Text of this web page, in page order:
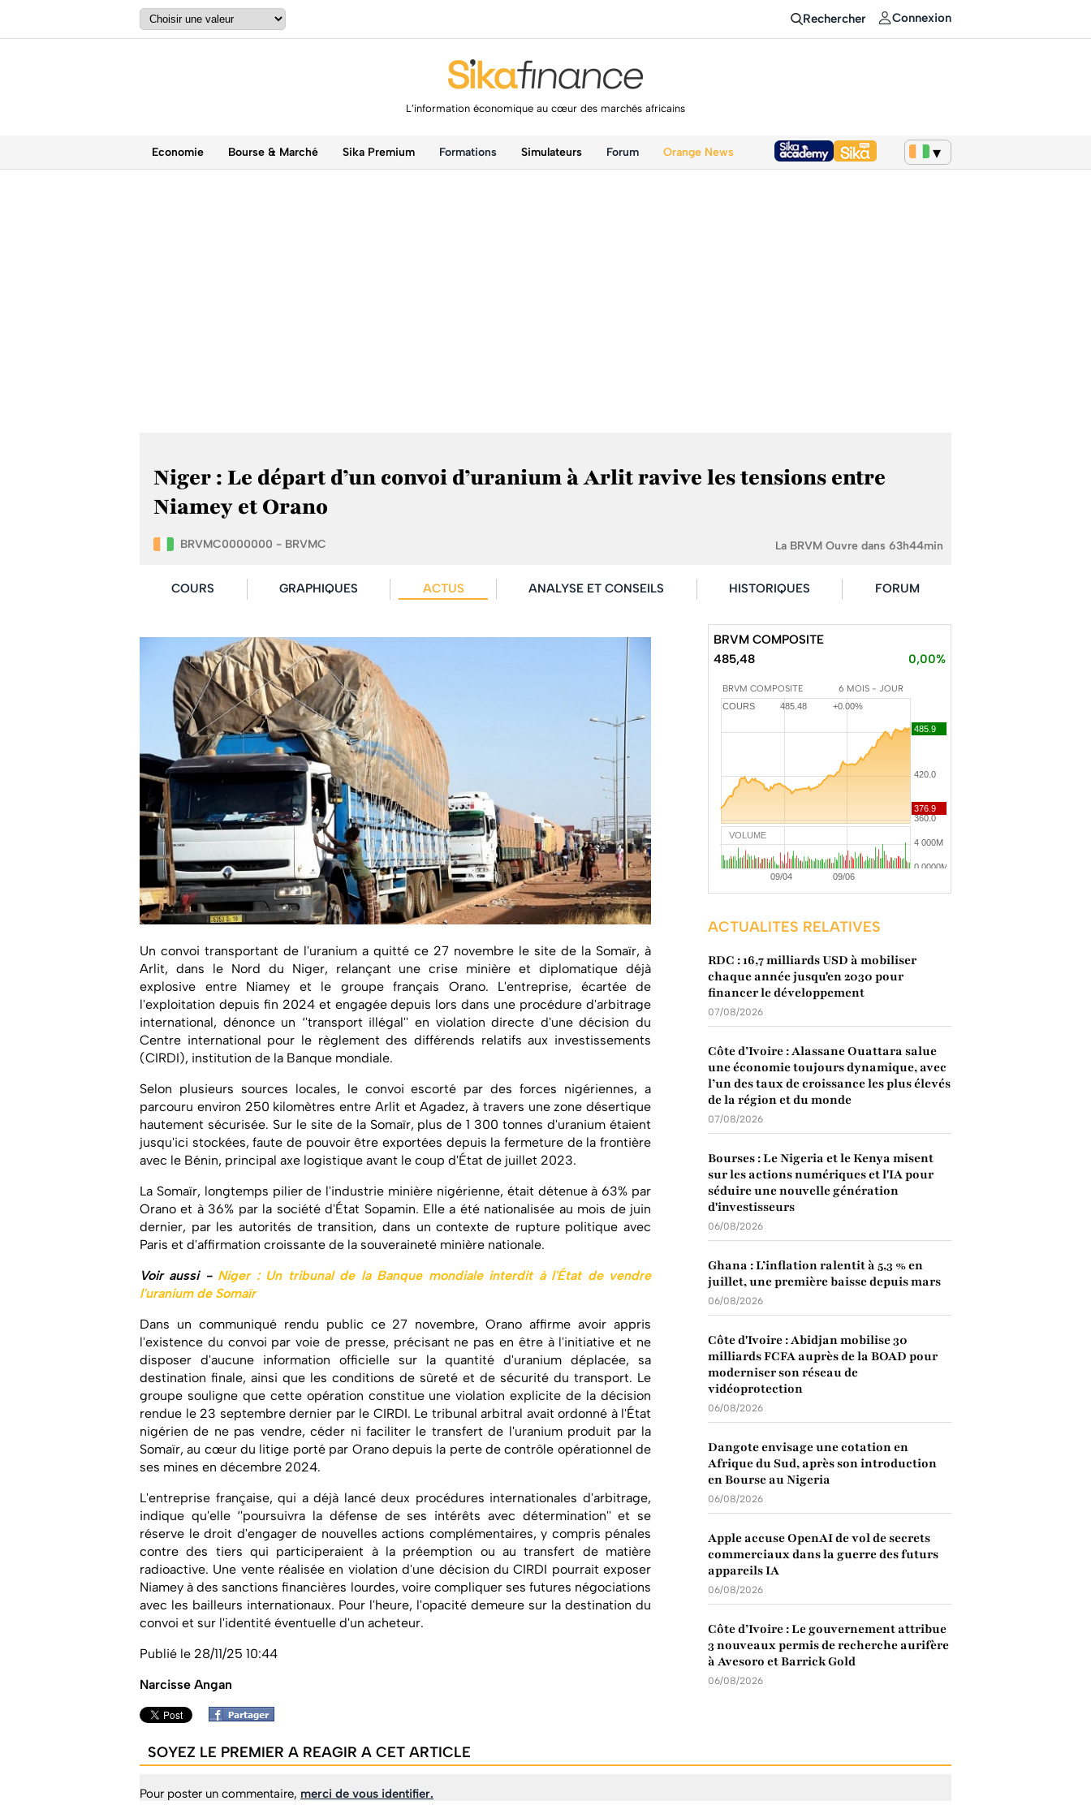
Rechercher Connexion
L’information économique au cœur des marchés africains
Economie Bourse & Marché Sika Premium Formations Simulateurs Forum Orange News
Niger : Le départ d’un convoi d’uranium à Arlit ravive les tensions entre
Niamey et Orano
BRVMC0000000 - BRVMC La BRVM Ouvre dans 63h44min
COURS GRAPHIQUES ACTUS ANALYSE ET CONSEILS HISTORIQUES FORUM
Un convoi transportant de l'uranium a quitté ce 27 novembre le site de la Somaïr, à
Arlit, dans le Nord du Niger, relançant une crise minière et diplomatique déjà
explosive entre Niamey et le groupe français Orano. L'entreprise, écartée de
l'exploitation depuis fin 2024 et engagée depuis lors dans une procédure d'arbitrage
international, dénonce un ‘'transport illégal'' en violation directe d'une décision du
Centre international pour le règlement des différends relatifs aux investissements
(CIRDI), institution de la Banque mondiale.
Selon plusieurs sources locales, le convoi escorté par des forces nigériennes, a
parcouru environ 250 kilomètres entre Arlit et Agadez, à travers une zone désertique
hautement sécurisée. Sur le site de la Somaïr, plus de 1 300 tonnes d'uranium étaient
jusqu'ici stockées, faute de pouvoir être exportées depuis la fermeture de la frontière
avec le Bénin, principal axe logistique avant le coup d'État de juillet 2023.
La Somaïr, longtemps pilier de l'industrie minière nigérienne, était détenue à 63% par
Orano et à 36% par la société d'État Sopamin. Elle a été nationalisée au mois de juin
dernier, par les autorités de transition, dans un contexte de rupture politique avec
Paris et d'affirmation croissante de la souveraineté minière nationale.
Voir aussi - Niger : Un tribunal de la Banque mondiale interdit à l'État de vendre
l'uranium de Somaïr
Dans un communiqué rendu public ce 27 novembre, Orano affirme avoir appris
l'existence du convoi par voie de presse, précisant ne pas en être à l'initiative et ne
disposer d'aucune information officielle sur la quantité d'uranium déplacée, sa
destination finale, ainsi que les conditions de sûreté et de sécurité du transport. Le
groupe souligne que cette opération constitue une violation explicite de la décision
rendue le 23 septembre dernier par le CIRDI. Le tribunal arbitral avait ordonné à l'État
nigérien de ne pas vendre, céder ni faciliter le transfert de l'uranium produit par la
Somaïr, au cœur du litige porté par Orano depuis la perte de contrôle opérationnel de
ses mines en décembre 2024.
L'entreprise française, qui a déjà lancé deux procédures internationales d'arbitrage,
indique qu'elle ‘'poursuivra la défense de ses intérêts avec détermination'' et se
réserve le droit d'engager de nouvelles actions complémentaires, y compris pénales
contre des tiers qui participeraient à la préemption ou au transfert de matière
radioactive. Une vente réalisée en violation d'une décision du CIRDI pourrait exposer
Niamey à des sanctions financières lourdes, voire compliquer ses futures négociations
avec les bailleurs internationaux. Pour l'heure, l'opacité demeure sur la destination du
convoi et sur l'identité éventuelle d'un acheteur.
Publié le 28/11/25 10:44
Narcisse Angan
BRVM COMPOSITE
485,48
0,00%
BRVM COMPOSITE 6 MOIS - JOUR
VOLUME
COURS 485.48 +0.00%
ACTUALITES RELATIVES
RDC : 16,7 milliards USD à mobiliser
chaque année jusqu'en 2030 pour
financer le développement
07/08/2026
Côte d’Ivoire : Alassane Ouattara salue
une économie toujours dynamique, avec
l’un des taux de croissance les plus élevés
de la région et du monde
07/08/2026
Bourses : Le Nigeria et le Kenya misent
sur les actions numériques et l'IA pour
séduire une nouvelle génération
d'investisseurs
06/08/2026
Ghana : L’inflation ralentit à 5,3 % en
juillet, une première baisse depuis mars
06/08/2026
Côte d'Ivoire : Abidjan mobilise 30
milliards FCFA auprès de la BOAD pour
moderniser son réseau de
vidéoprotection
06/08/2026
Dangote envisage une cotation en
Afrique du Sud, après son introduction
en Bourse au Nigeria
06/08/2026
Apple accuse OpenAI de vol de secrets
commerciaux dans la guerre des futurs
appareils IA
06/08/2026
Côte d’Ivoire : Le gouvernement attribue
3 nouveaux permis de recherche aurifère
à Avesoro et Barrick Gold
06/08/2026
SOYEZ LE PREMIER A REAGIR A CET ARTICLE
Pour poster un commentaire, merci de vous identifier.